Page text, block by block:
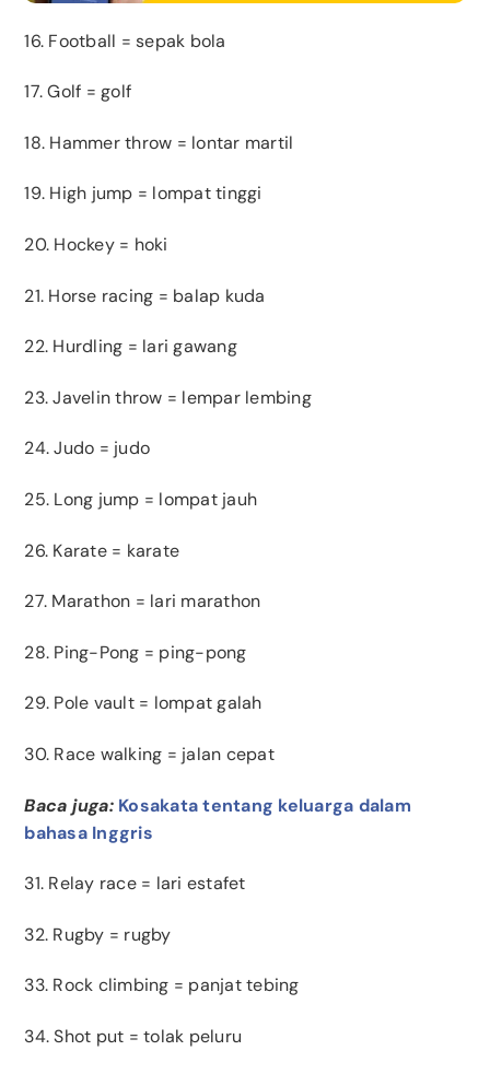
16. Football = sepak bola
17. Golf = golf
18. Hammer throw = lontar martil
19. High jump = lompat tinggi
20. Hockey = hoki
21. Horse racing = balap kuda
22. Hurdling = lari gawang
23. Javelin throw = lempar lembing
24. Judo = judo
25. Long jump = lompat jauh
26. Karate = karate
27. Marathon = lari marathon
28. Ping-Pong = ping-pong
29. Pole vault = lompat galah
30. Race walking = jalan cepat
Baca juga: Kosakata tentang keluarga dalam
bahasa Inggris
31. Relay race = lari estafet
32. Rugby = rugby
33. Rock climbing = panjat tebing
34. Shot put = tolak peluru